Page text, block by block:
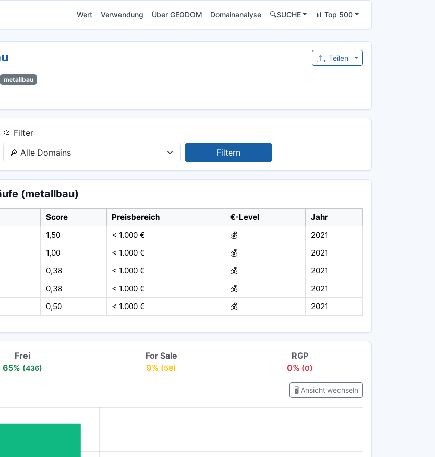
Wert Verwendung Über GEODOM Domainanalyse 🔍SUCHE 📊 Top 500
metallbau
Teilen
📂 Filter
Filtern
(metallbau)
Score Preisbereich €-Level
Jahr
1,50 < 1.000 € 💰
2021
1,00 < 1.000 € 💰
2021
0,38 < 1.000 € 💰
2021
0,38 < 1.000 € 💰
2021
0,50 < 1.000 € 💰 2021
Frei
65% (436)
For Sale
9% (58)
RGP
0% (0)
🖥️ Ansicht wechseln